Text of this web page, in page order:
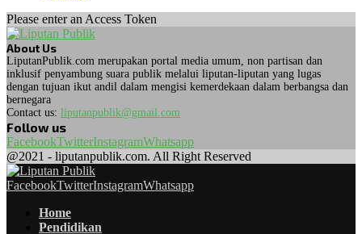
Please enter an Access Token
About Us
LiputanPublik.com merupakan portal media umum, non partisan dan
inklusif penyambung suara publik melalui liputan-liputan yang lugas
dengan tujuan ikut andil dalam mengisi kemerdekaan dalam berbangsa dan
bernegara
Contact us: liputanpublik@gmail.com
Follow us
FacebookTwitterInstagramWhatsapp
@2021 - liputanpublik.com. All Right Reserved
FacebookTwitterInstagramWhatsapp
Home
Pendidikan